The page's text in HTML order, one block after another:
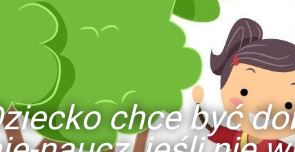
chce być